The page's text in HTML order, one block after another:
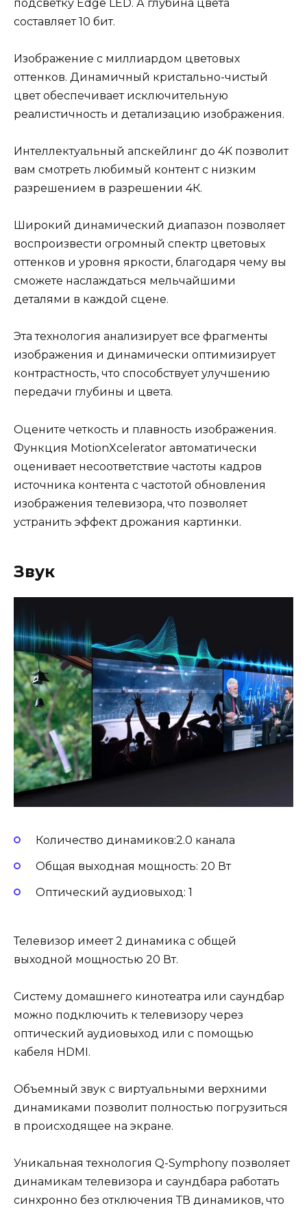
подсветку Edge LED. А глубина цвета
составляет 10 бит.
Изображение с миллиардом цветовых
оттенков. Динамичный кристально-чистый
цвет обеспечивает исключительную
реалистичность и детализацию изображения.
Интеллектуальный апскейлинг до 4K позволит
вам смотреть любимый контент с низким
разрешением в разрешении 4К.
Широкий динамический диапазон позволяет
воспроизвести огромный спектр цветовых
оттенков и уровня яркости, благодаря чему вы
сможете наслаждаться мельчайшими
деталями в каждой сцене.
Эта технология анализирует все фрагменты
изображения и динамически оптимизирует
контрастность, что способствует улучшению
передачи глубины и цвета.
Оцените четкость и плавность изображения.
Функция MotionXcelerator автоматически
оценивает несоответствие частоты кадров
источника контента с частотой обновления
изображения телевизора, что позволяет
устранить эффект дрожания картинки.
Звук
Количество динамиков:2.0 канала
Общая выходная мощность: 20 Вт
Оптический аудиовыход: 1
Телевизор имеет 2 динамика с общей
выходной мощностью 20 Вт.
Систему домашнего кинотеатра или саундбар
можно подключить к телевизору через
оптический аудиовыход или с помощью
кабеля HDMI.
Объемный звук с виртуальными верхними
динамиками позволит полностью погрузиться
в происходящее на экране.
Уникальная технология Q-Symphony позволяет
динамикам телевизора и саундбара работать
синхронно без отключения ТВ динамиков, что